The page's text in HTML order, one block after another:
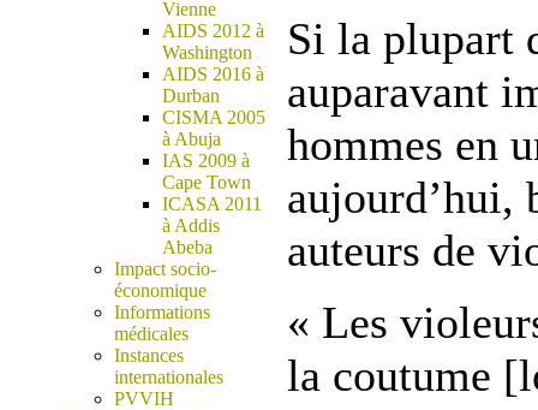
Vienne
AIDS 2012 à
Washington
AIDS 2016 à
Durban
CISMA 2005
à Abuja
IAS 2009 à
Cape Town
ICASA 2011
à Addis
Abeba
Impact socio-
économique
Informations
médicales
Instances
internationales
PVVIH
Si la plupart
auparavant
hommes en
aujourd’hui,
auteurs de
« Les
la coutume